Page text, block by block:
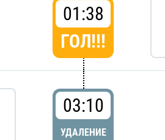
01:38
ГОЛ!!!
03:10
УДАЛЕНИЕ